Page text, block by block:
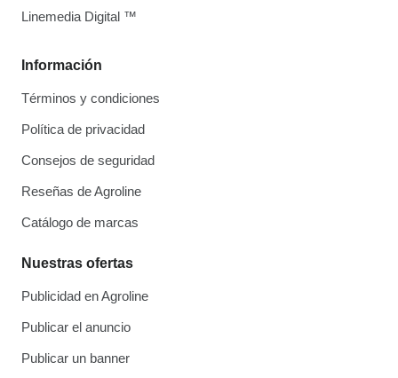
Información
Términos y condiciones
Política de privacidad
Consejos de seguridad
Reseñas de Agroline
Catálogo de marcas
Nuestras ofertas
Publicidad en Agroline
Publicar el anuncio
Publicar un banner
Linemedia Digital ™